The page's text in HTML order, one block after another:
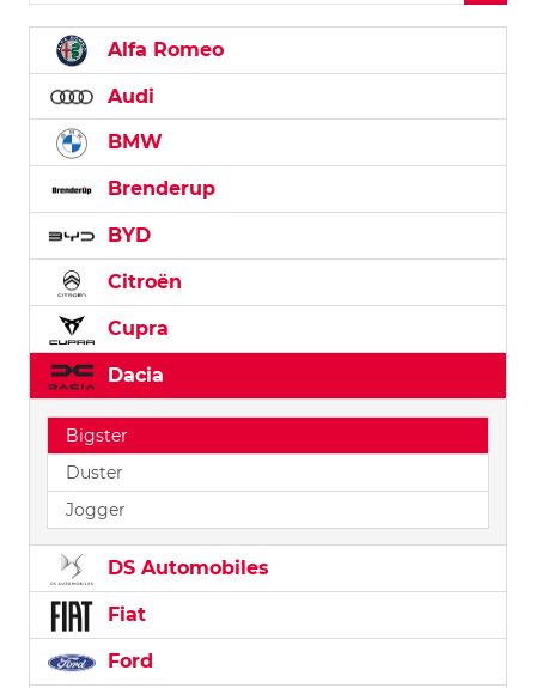
Alfa Romeo
Audi
BMW
Brenderup
BYD
Citroën
Cupra
Dacia
Bigster
Duster
Jogger
DS Automobiles
Fiat
Ford